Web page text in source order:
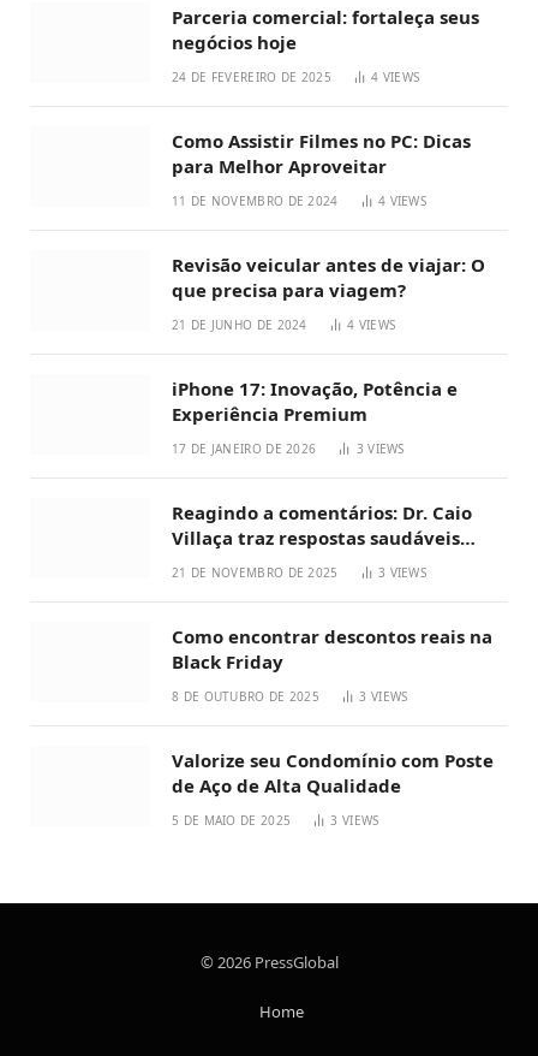
Parceria comercial: fortaleça seus
negócios hoje
24 DE FEVEREIRO DE 2025 4 VIEWS
Como Assistir Filmes no PC: Dicas
para Melhor Aproveitar
11 DE NOVEMBRO DE 2024 4 VIEWS
Revisão veicular antes de viajar: O
que precisa para viagem?
21 DE JUNHO DE 2024 4 VIEWS
iPhone 17: Inovação, Potência e
Experiência Premium
17 DE JANEIRO DE 2026 3VIEWS
Reagindo a comentários: Dr. Caio
Villaça traz respostas saudáveis
sobre emagrecimento
21 DE NOVEMBRO DE 2025 3 VIEWS
Como encontrar descontos reais na
Black Friday
8 DE OUTUBRO DE 2025 3 VIEWS
Valorize seu Condomínio com Poste
de Aço de Alta Qualidade
5 DE MAIO DE 2025 3VIEWS
© 2026 PressGlobal
Home